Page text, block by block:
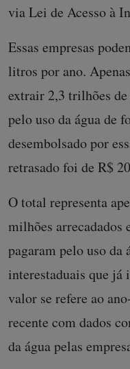
via Lei de Acesso à
Essas empresas
litros por ano.
extrair 2,3 trilhões
pelo uso da água de
desembolsado por
retrasado foi de R$
O total representa
milhões arrecadados
pagaram pelo uso da
interestaduais que já
valor se refere ao
recente com dados
da água pelas